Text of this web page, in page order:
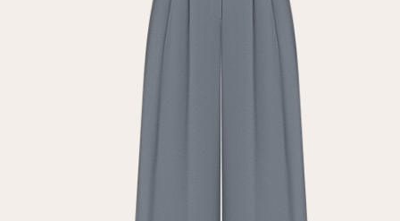
Новый
Электронная почта